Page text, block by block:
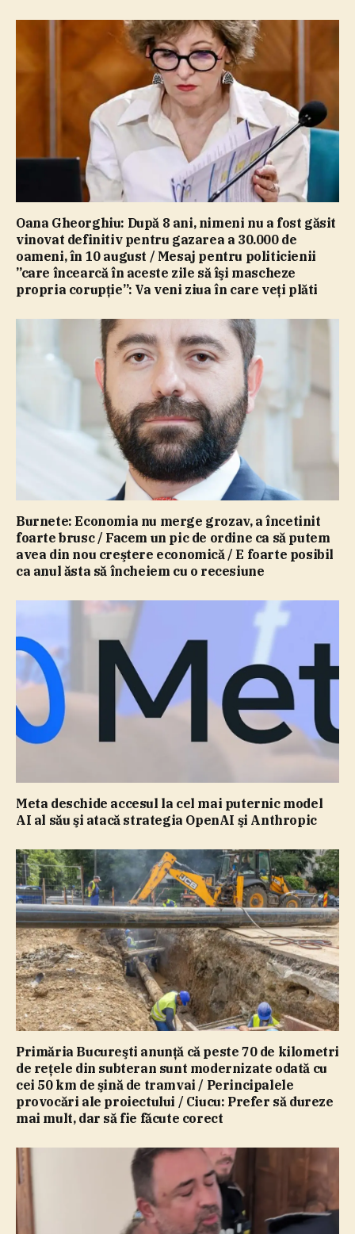
Oana Gheorghiu: După 8 ani, nimeni nu a fost găsit
vinovat definitiv pentru gazarea a 30.000 de
oameni, în 10 august / Mesaj pentru politicienii
”care încearcă în aceste zile să îşi mascheze
propria corupţie”: Va veni ziua în care veţi plăti
Burnete: Economia nu merge grozav, a încetinit
foarte brusc / Facem un pic de ordine ca să putem
avea din nou creştere economică / E foarte posibil
ca anul ăsta să încheiem cu o recesiune
Meta deschide accesul la cel mai puternic model
AI al său şi atacă strategia OpenAI şi Anthropic
Primăria Bucureşti anunţă că peste 70 de kilometri
de reţele din subteran sunt modernizate odată cu
cei 50 km de şină de tramvai / Perincipalele
provocări ale proiectului / Ciucu: Prefer să dureze
mai mult, dar să fie făcute corect